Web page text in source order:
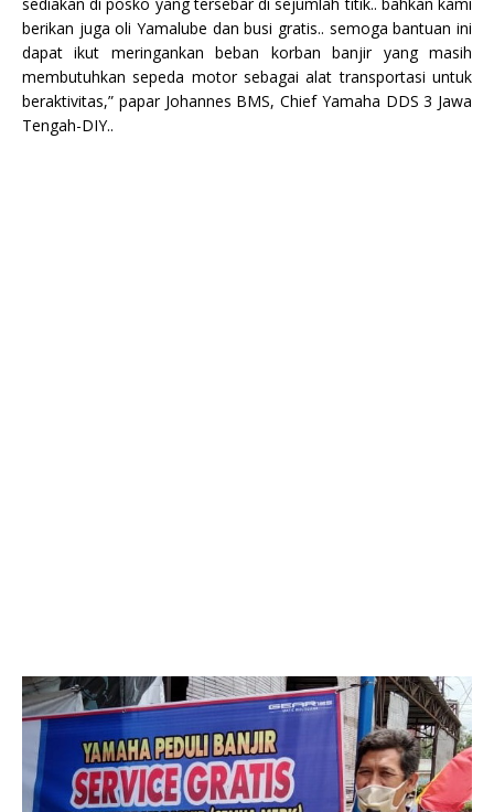
berikan juga oli Yamalube dan busi gratis.. semoga bantuan ini
dapat ikut meringankan beban korban banjir yang masih
membutuhkan sepeda motor sebagai alat transportasi untuk
beraktivitas,” papar Johannes BMS, Chief Yamaha DDS 3 Jawa
Tengah-DIY..